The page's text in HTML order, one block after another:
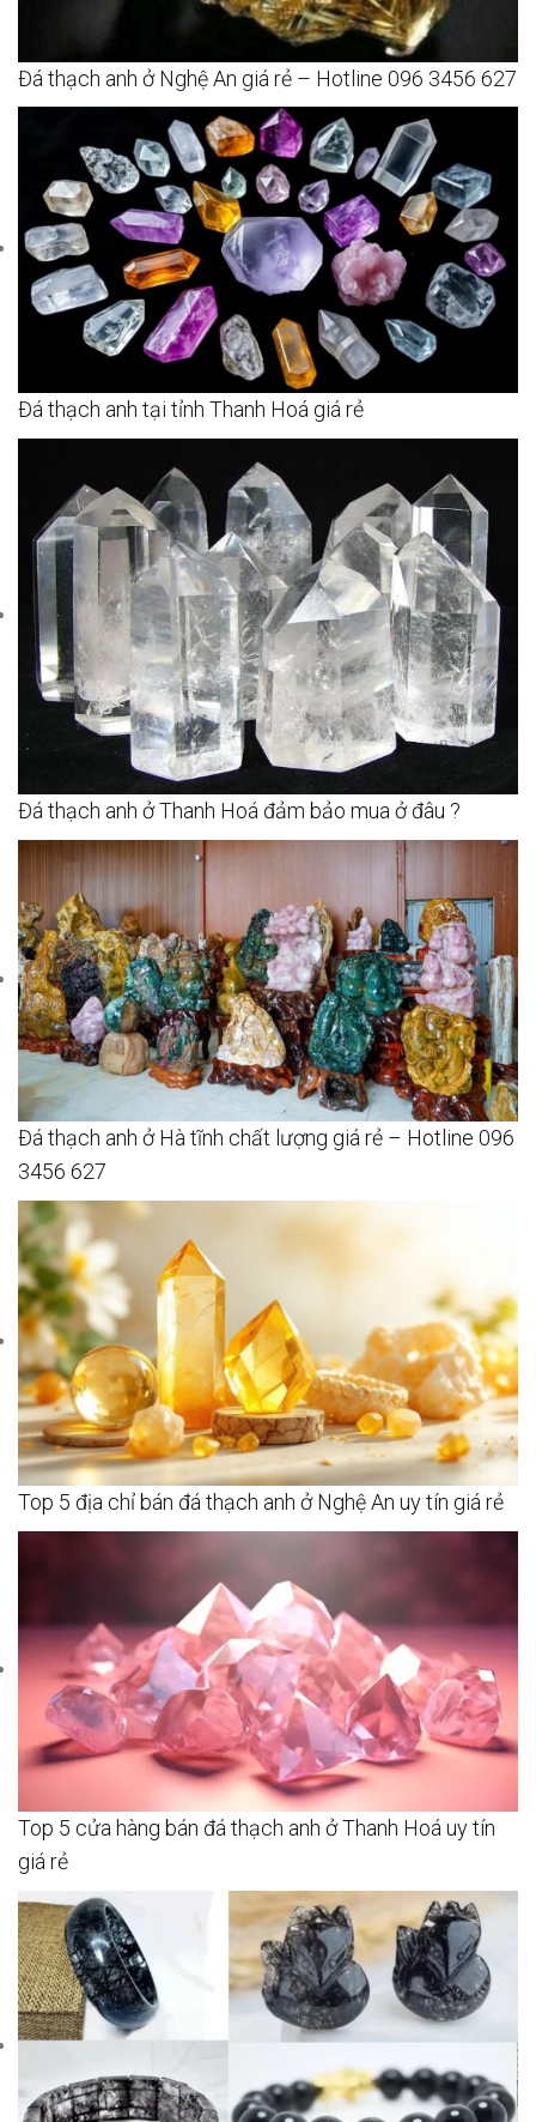
Đá thạch anh ở Nghệ An giá rẻ – Hotline 096 3456 627
Đá thạch anh tại tỉnh Thanh Hoá giá rẻ
Đá thạch anh ở Thanh Hoá đảm bảo mua ở đâu ?
Đá thạch anh ở Hà tĩnh chất lượng giá rẻ – Hotline 096
3456 627
Top 5 địa chỉ bán đá thạch anh ở Nghệ An uy tín giá rẻ
Top 5 cửa hàng bán đá thạch anh ở Thanh Hoá uy tín
giá rẻ